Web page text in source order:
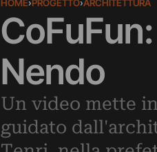
HOME›PROGETTO›ARCHITETTURA
Nendo
Un video mette
guidato